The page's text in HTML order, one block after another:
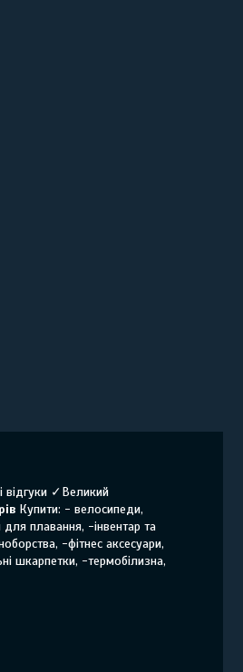
відгуки ✓Великий
Купити: - велосипеди,
плавання, -інвентар та
-фітнес аксесуари,
шкарпетки, -термобілизна,